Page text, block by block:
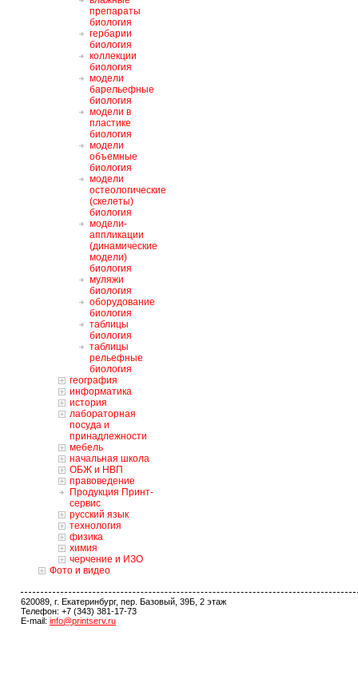
препараты
биология
гербарии
биология
коллекции
биология
модели
барельефные
биология
модели в
пластике
биология
модели
объемные
биология
модели
остеологические
(скелеты)
биология
модели-
аппликации
(динамические
модели)
биология
муляжи
биология
оборудование
биология
таблицы
биология
таблицы
рельефные
биология
география
информатика
история
лабораторная
посуда и
принадлежности
мебель
начальная школа
ОБЖ и НВП
правоведение
Продукция Принт-
сервис
русский язык
технология
физика
химия
черчение и ИЗО
Фото и видео
620089, г. Екатеринбург, пер. Базовый, 39Б, 2 этаж
Телефон: +7 (343) 381-17-73
E-mail: info@printserv.ru